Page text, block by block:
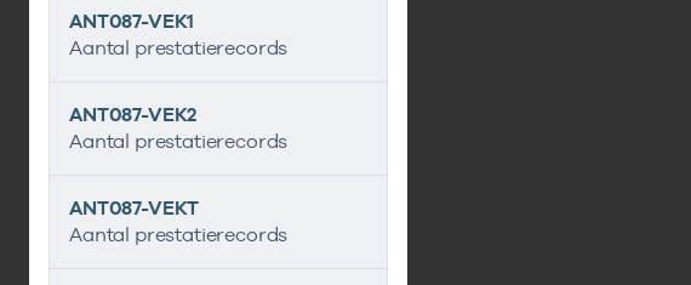
ANT087-VEK1
Aantal prestatierecords
ANT087-VEK2
Aantal prestatierecords
ANT087-VEKT
Aantal prestatierecords